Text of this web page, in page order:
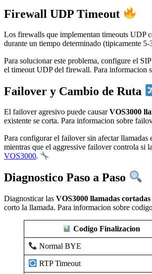
Firewall UDP Timeout
Los firewalls que implementan timeouts UDP
durante un tiempo determinado (tipicamente
Para solucionar este problema, configure el
el timeout UDP del firewall. Para informacion
Failover y Cambio de Ruta
El failover agresivo puede causarVOS3000
existente se corta. Para informacion sobre
Para configurar el failover sin afectar
mientras que el aggressive failover controla si
VOS3000.
Diagnostico Paso a Paso
Diagnosticar las VOS3000 llamadas cortadas
corto la llamada. Para informacion sobre
Codigo Finalizacion
Normal BYE
RTP Timeout